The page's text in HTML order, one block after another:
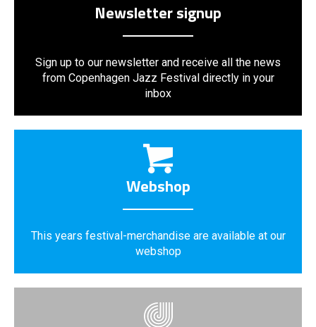
Newsletter signup
Sign up to our newsletter and receive all the news
from Copenhagen Jazz Festival directly in your
inbox
Webshop
This years festival-merchandise are available at our
webshop